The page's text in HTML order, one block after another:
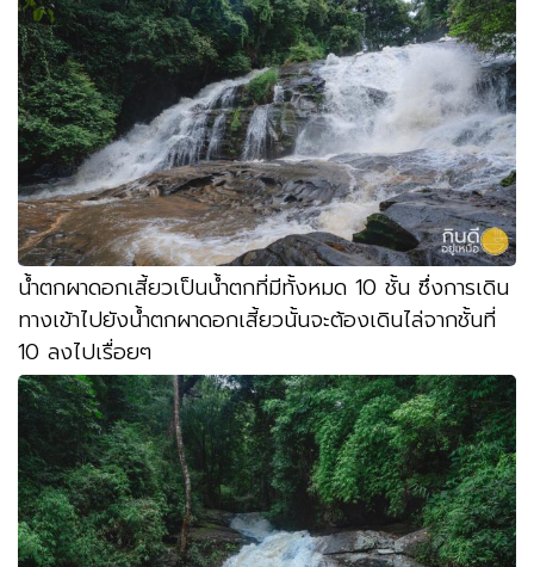
น้ำตกผาดอกเสี้ยวเป็นน้ำตกที่มีทั้งหมด 10 ชั้น ซึ่งการเดิน
ทางเข้าไปยังน้ำตกผาดอกเสี้ยวนั้นจะต้องเดินไล่จากชั้นที่
10 ลงไปเรื่อยๆ